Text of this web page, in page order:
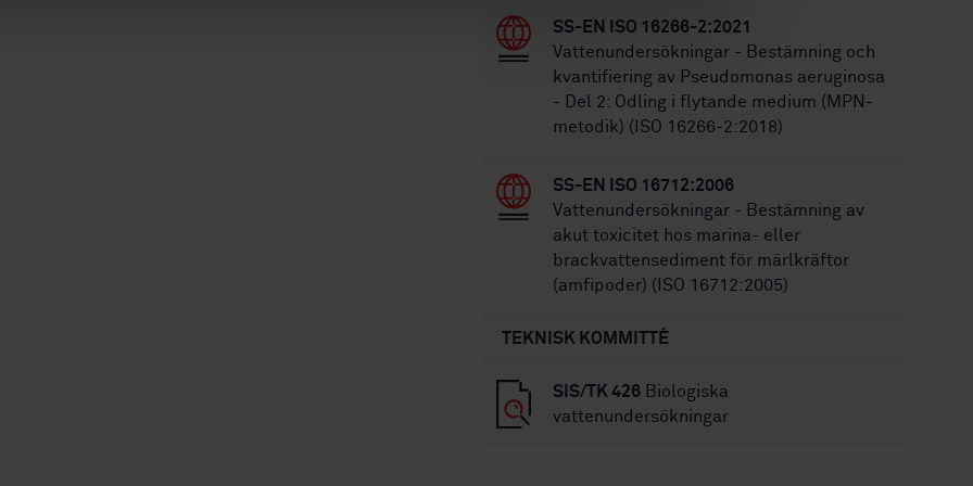
SS-EN ISO 16266-2:2021
Vattenundersökningar - Bestämning och
kvantifiering av Pseudomonas aeruginosa
- Del 2: Odling i flytande medium (MPN-
metodik) (ISO 16266-2:2018)
SS-EN ISO 16712:2006
Vattenundersökningar - Bestämning av
akut toxicitet hos marina- eller
brackvattensediment för märlkräftor
(amfipoder) (ISO 16712:2005)
TEKNISK KOMMITTÉ
SIS/TK 426 Biologiska
vattenundersökningar